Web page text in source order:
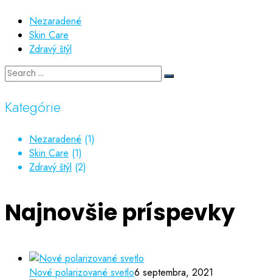
Nezaradené
Skin Care
Zdravý štýl
Kategórie
Nezaradené (1)
Skin Care (1)
Zdravý štýl (2)
Najnovšie príspevky
Nové polarizované svetlo6 septembra, 2021